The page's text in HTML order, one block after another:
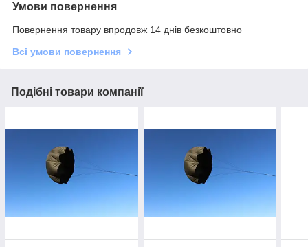
Умови повернення
Повернення товару впродовж 14 днів безкоштовно
Всі умови повернення
Подібні товари компанії